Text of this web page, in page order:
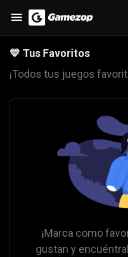
💙 Tus Favoritos
¡Todos tus juegos
¡Marca como
gustan y